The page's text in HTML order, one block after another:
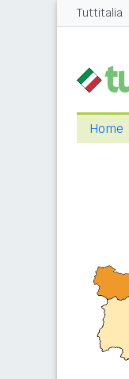
Tuttitalia
Home